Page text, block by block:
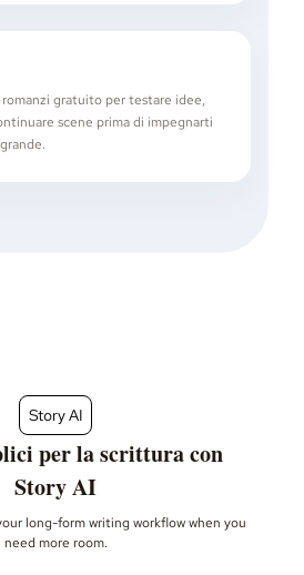
romanzi gratuito per testare idee,
scene prima di impegnarti
Story AI
per la scrittura con
Story AI
long-form writing workflow when you
need more room.